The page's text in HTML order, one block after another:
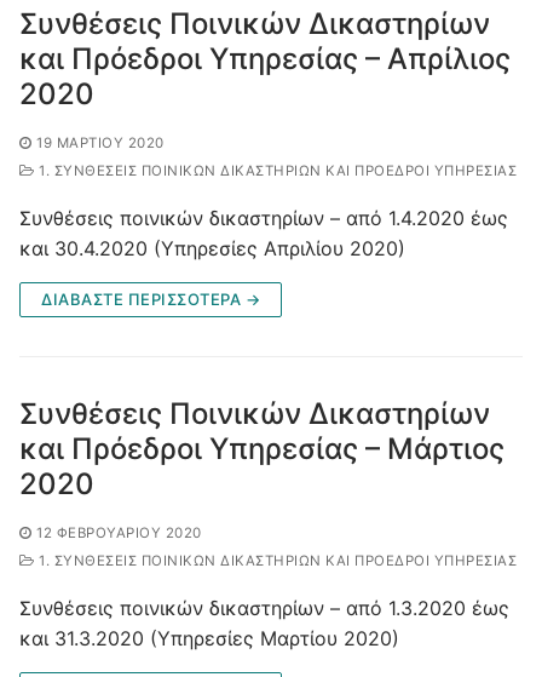
Συνθέσεις Ποινικών Δικαστηρίων
και Πρόεδροι Υπηρεσίας – Απρίλιος
2020
19 ΜΑΡΤΊΟΥ 2020
1. ΣΥΝΘΈΣΕΙΣ ΠΟΙΝΙΚΏΝ ΔΙΚΑΣΤΗΡΊΩΝ ΚΑΙ ΠΡΌΕΔΡΟΙ ΥΠΗΡΕΣΊΑΣ
Συνθέσεις ποινικών δικαστηρίων – από 1.4.2020 έως
και 30.4.2020 (Υπηρεσίες Απριλίου 2020)
ΔΙΑΒΑΣΤΕ ΠΕΡΙΣΣΟΤΕΡΑ →
Συνθέσεις Ποινικών Δικαστηρίων
και Πρόεδροι Υπηρεσίας – Μάρτιος
2020
12 ΦΕΒΡΟΥΑΡΊΟΥ 2020
1. ΣΥΝΘΈΣΕΙΣ ΠΟΙΝΙΚΏΝ ΔΙΚΑΣΤΗΡΊΩΝ ΚΑΙ ΠΡΌΕΔΡΟΙ ΥΠΗΡΕΣΊΑΣ
Συνθέσεις ποινικών δικαστηρίων – από 1.3.2020 έως
και 31.3.2020 (Υπηρεσίες Μαρτίου 2020)